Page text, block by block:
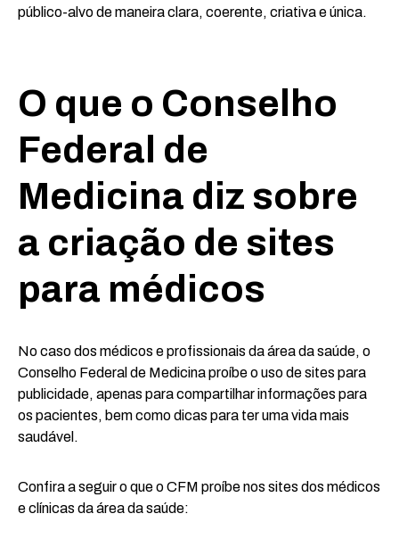
público-alvo de maneira clara, coerente, criativa e única.
O que o Conselho
Federal de
Medicina diz sobre
a criação de sites
para médicos
No caso dos médicos e profissionais da área da saúde, o
Conselho Federal de Medicina proíbe o uso de sites para
publicidade, apenas para compartilhar informações para
os pacientes, bem como dicas para ter uma vida mais
saudável.
Confira a seguir o que o CFM proíbe nos sites dos médicos
e clínicas da área da saúde: